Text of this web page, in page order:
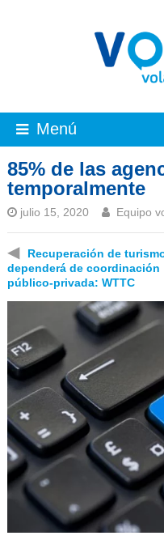
Menú
85% de las
temporalmente
julio 15, 2020 Equipo
◀
Recuperación de
dependerá de coordinación
público-privada: WTTC